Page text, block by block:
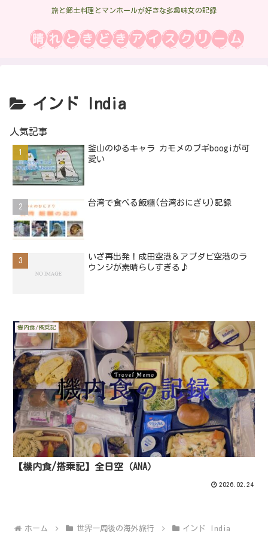
旅と郷土料理とマンホールが好きな多趣味女の記録
インド India
人気記事
釜山のゆるキャラ カモメのブギboogiが可
愛い
台湾で食べる飯糰(台湾おにぎり)記録
いざ再出発！成田空港＆アブダビ空港のラ
ウンジが素晴らしすぎる♪
機内食/搭乗記
【機内食/搭乗記】全日空（ANA）
2026.02.24
ホーム 世界一周後の海外旅行 インド India